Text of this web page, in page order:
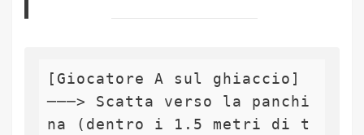
[Giocatore A sul ghiaccio]
───> Scatta verso la panchi
na (dentro i 1.5 metri di t